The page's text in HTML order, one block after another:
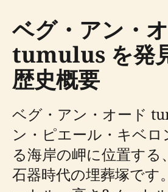
ベグ・アン・
tumulus を発
歴史概要
ベグ・アン・オード
ン・ピエール・キベロ
る海岸の岬に位置する
石器時代の埋葬塚です